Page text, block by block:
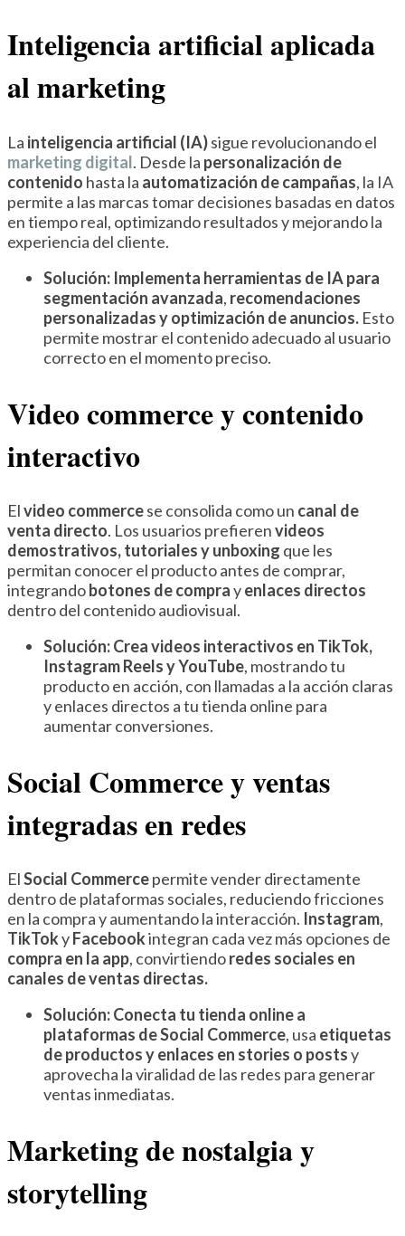
Inteligencia artificial aplicada
al marketing
La inteligencia artificial (IA)sigue revolucionando el
marketing digital. Desde la personalización de
contenido hasta la automatización de campañas, la IA
permite a las marcas tomar decisiones basadas en datos
en tiempo real, optimizando resultados y mejorando la
experiencia del cliente.
Solución: Implementa herramientas de IA para
segmentación avanzada, recomendaciones
personalizadas y optimización de anuncios. Esto
permite mostrar el contenido adecuado al usuario
correcto en el momento preciso.
Video commerce y contenido
interactivo
Elvideo commercese consolida como un canal de
venta directo. Los usuarios prefierenvideos
demostrativos, tutoriales y unboxing que les
permitan conocer el producto antes de comprar,
integrandobotones de comprayenlaces directos
dentro del contenido audiovisual.
Solución:Creavideos interactivos en TikTok,
Instagram Reels y YouTube, mostrando tu
producto en acción, con llamadas a la acción claras
y enlaces directos a tu tienda online para
aumentar conversiones.
Social Commerce y ventas
integradas en redes
ElSocial Commercepermite vender directamente
dentro de plataformas sociales, reduciendo fricciones
en la compra y aumentando la interacción. Instagram,
TikTokyFacebookintegran cada vez más opciones de
compra en la app, convirtiendoredes sociales en
canales de ventas directas.
Solución:Conecta tu tienda online a
plataformas de Social Commerce, usa etiquetas
de productos y enlaces en stories o postsy
aprovecha la viralidad de las redes para generar
ventas inmediatas.
Marketing de nostalgia y
storytelling